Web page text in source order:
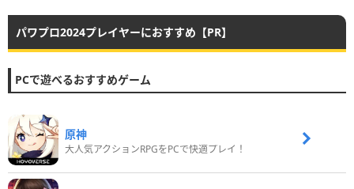
パワプロ2024プレイヤーにおすすめ【PR】
PCで遊べるおすすめゲーム
原神
大人気アクションRPGをPCで快適プレイ！